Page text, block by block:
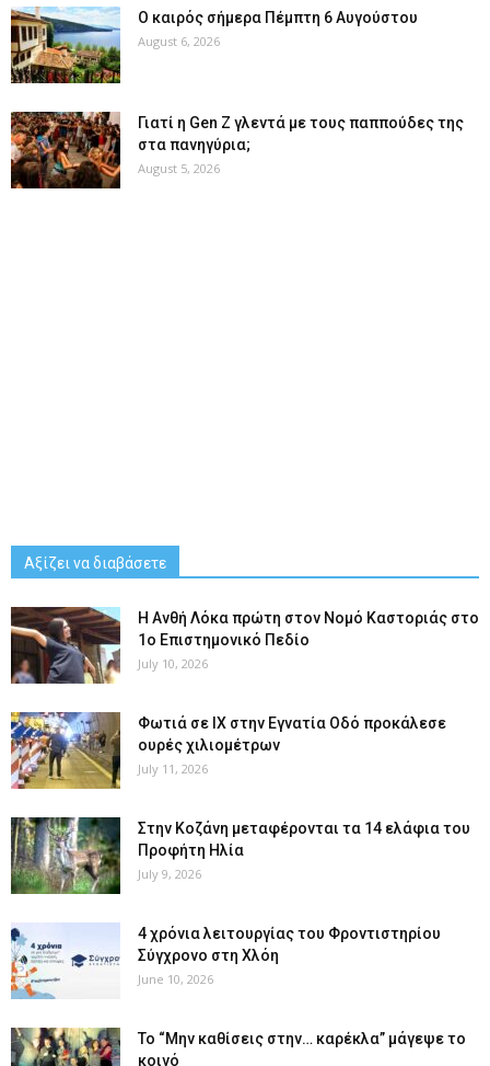
Ο καιρός σήμερα Πέμπτη 6 Αυγούστου
August 6, 2026
Γιατί η Gen Z γλεντά με τους παππούδες της
στα πανηγύρια;
August 5, 2026
Αξίζει να διαβάσετε
Η Ανθή Λόκα πρώτη στον Νομό Καστοριάς στο
1ο Επιστημονικό Πεδίο
July 10, 2026
Φωτιά σε ΙΧ στην Εγνατία Οδό προκάλεσε
ουρές χιλιομέτρων
July 11, 2026
Στην Κοζάνη μεταφέρονται τα 14 ελάφια του
Προφήτη Ηλία
July 9, 2026
4 χρόνια λειτουργίας του Φροντιστηρίου
Σύγχρονο στη Χλόη
June 10, 2026
Το “Μην καθίσεις στην… καρέκλα” μάγεψε το
κοινό